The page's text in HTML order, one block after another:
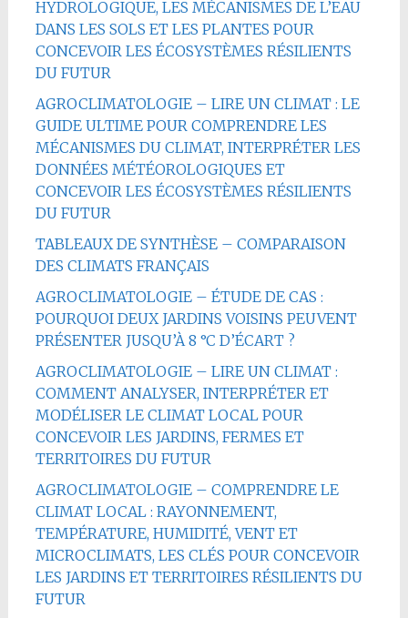
HYDROLOGIQUE, LES MÉCANISMES DE L’EAU
DANS LES SOLS ET LES PLANTES POUR
CONCEVOIR LES ÉCOSYSTÈMES RÉSILIENTS
DU FUTUR
AGROCLIMATOLOGIE – LIRE UN CLIMAT : LE
GUIDE ULTIME POUR COMPRENDRE LES
MÉCANISMES DU CLIMAT, INTERPRÉTER LES
DONNÉES MÉTÉOROLOGIQUES ET
CONCEVOIR LES ÉCOSYSTÈMES RÉSILIENTS
DU FUTUR
TABLEAUX DE SYNTHÈSE – COMPARAISON
DES CLIMATS FRANÇAIS
AGROCLIMATOLOGIE – ÉTUDE DE CAS :
POURQUOI DEUX JARDINS VOISINS PEUVENT
PRÉSENTER JUSQU’À 8 °C D’ÉCART ?
AGROCLIMATOLOGIE – LIRE UN CLIMAT :
COMMENT ANALYSER, INTERPRÉTER ET
MODÉLISER LE CLIMAT LOCAL POUR
CONCEVOIR LES JARDINS, FERMES ET
TERRITOIRES DU FUTUR
AGROCLIMATOLOGIE – COMPRENDRE LE
CLIMAT LOCAL : RAYONNEMENT,
TEMPÉRATURE, HUMIDITÉ, VENT ET
MICROCLIMATS, LES CLÉS POUR CONCEVOIR
LES JARDINS ET TERRITOIRES RÉSILIENTS DU
FUTUR